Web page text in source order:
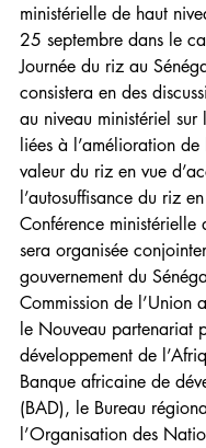
ministérielle de haut
25 septembre dans le
Journée du riz au
consistera en des
au niveau ministériel sur
liées à l’amélioration
valeur du riz en vue
l’autosuffisance du riz
Conférence ministérielle
sera organisée
gouvernement du
Commission de l’Union
le Nouveau partenariat
développement de
Banque africaine de
(BAD), le Bureau
l’Organisation des